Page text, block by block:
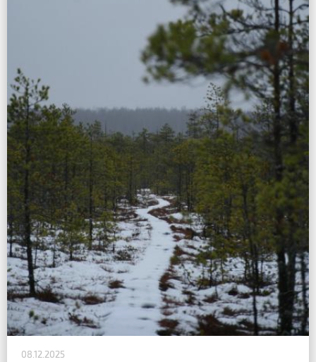
08.12.2025